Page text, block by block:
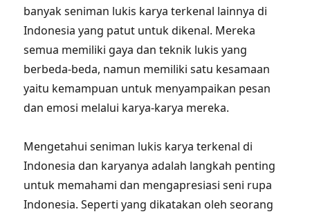
banyak seniman lukis karya terkenal lainnya di
Indonesia yang patut untuk dikenal. Mereka
semua memiliki gaya dan teknik lukis yang
berbeda-beda, namun memiliki satu kesamaan
yaitu kemampuan untuk menyampaikan pesan
dan emosi melalui karya-karya mereka.
Mengetahui seniman lukis karya terkenal di
Indonesia dan karyanya adalah langkah penting
untuk memahami dan mengapresiasi seni rupa
Indonesia. Seperti yang dikatakan oleh seorang